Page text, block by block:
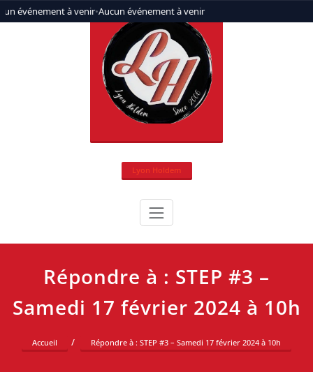
événement à venir•Aucun événement à venir
Aller
au
Lyon Holdem
Répondre à : STEP #3 –
Samedi 17 février 2024 à 10h
Accueil Répondre à : STEP #3 – Samedi 17 février 2024 à 10h